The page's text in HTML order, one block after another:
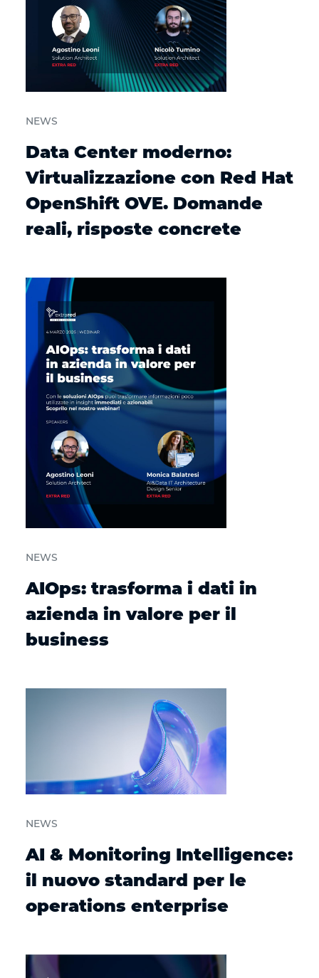
NEWS
Data Center moderno:
Virtualizzazione con Red Hat
OpenShift OVE. Domande
reali, risposte concrete
NEWS
AIOps: trasforma i dati in
azienda in valore per il
business
NEWS
AI & Monitoring Intelligence:
il nuovo standard per le
operations enterprise